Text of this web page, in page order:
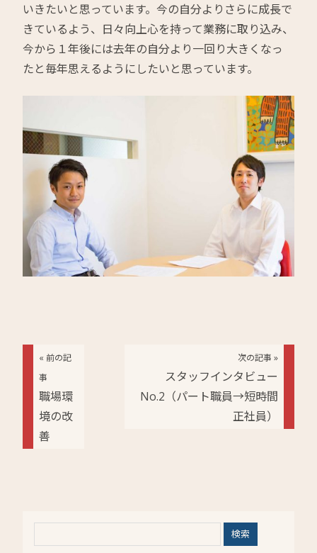
いきたいと思っています。今の自分よりさらに成長で
きているよう、日々向上心を持って業務に取り込み、
今から１年後には去年の自分より一回り大きくなっ
たと毎年思えるようにしたいと思っています。
« 前の記
事
職場環
境の改
善
次の記事 »
スタッフインタビュー
No.2（パート職員→短時間
正社員）